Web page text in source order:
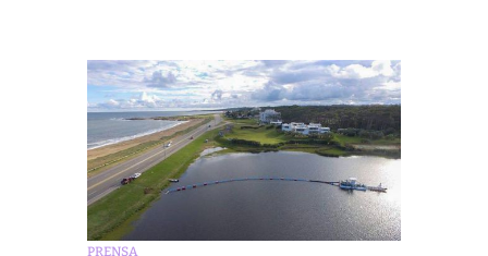
PRENSA